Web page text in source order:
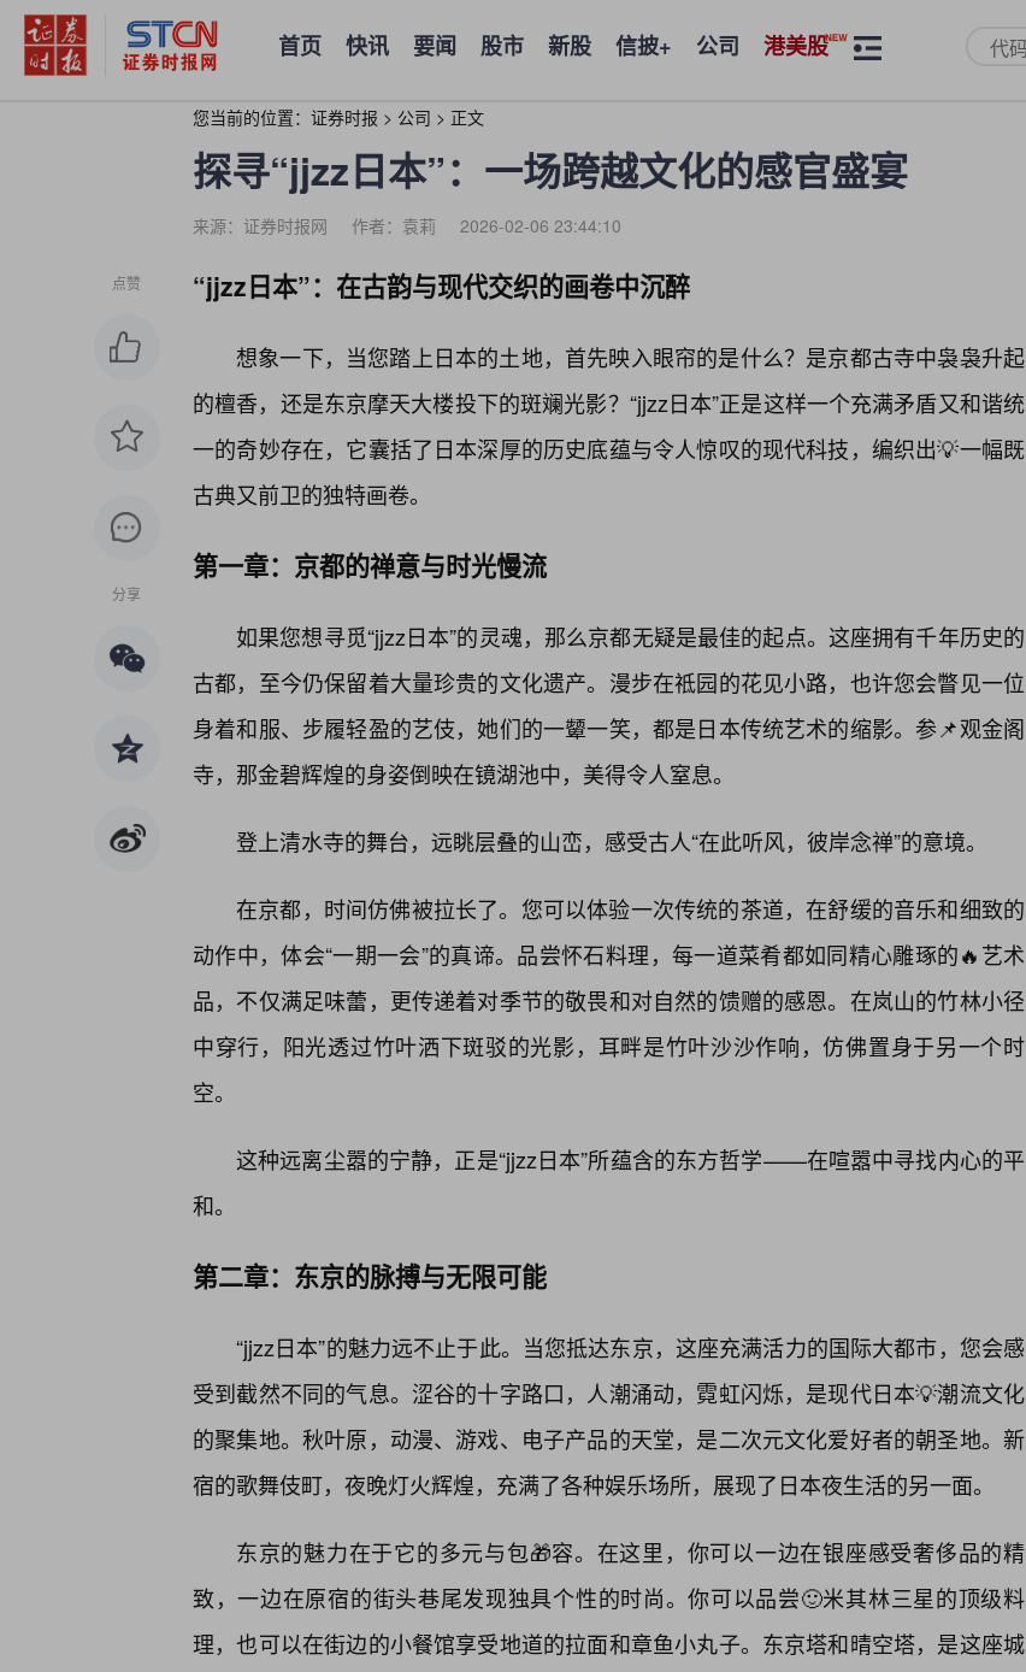
首页 快讯 要闻 股市 新股 信披+ 公司 港美股
您当前的位置： 证券时报 > 公司 > 正文
探寻“jjzz日本”：一场跨越文化的感官盛宴
来源：证券时报网 作者：袁莉 2026-02-06 23:44:10
点赞
分享
“jjzz日本”：在古韵与现代交织的画卷中沉醉
想象一下，当您踏上日本的土地，首先映入眼帘的是什么？是京都古寺中袅袅升起
的檀香，还是东京摩天大楼投下的斑斓光影？“jjzz日本”正是这样一个充满矛盾又和谐统
一的奇妙存在，它囊括了日本深厚的历史底蕴与令人惊叹的现代科技，编织出💡一幅既
古典又前卫的独特画卷。
第一章：京都的禅意与时光慢流
如果您想寻觅“jjzz日本”的灵魂，那么京都无疑是最佳的起点。这座拥有千年历史的
古都，至今仍保留着大量珍贵的文化遗产。漫步在祗园的花见小路，也许您会瞥见一位
身着和服、步履轻盈的艺伎，她们的一颦一笑，都是日本传统艺术的缩影。参📌观金阁
寺，那金碧辉煌的身姿倒映在镜湖池中，美得令人窒息。
登上清水寺的舞台，远眺层叠的山峦，感受古人“在此听风，彼岸念禅”的意境。
在京都，时间仿佛被拉长了。您可以体验一次传统的茶道，在舒缓的音乐和细致的
动作中，体会“一期一会”的真谛。品尝怀石料理，每一道菜肴都如同精心雕琢的🔥艺术
品，不仅满足味蕾，更传递着对季节的敬畏和对自然的馈赠的感恩。在岚山的竹林小径
中穿行，阳光透过竹叶洒下斑驳的光影，耳畔是竹叶沙沙作响，仿佛置身于另一个时
空。
这种远离尘嚣的宁静，正是“jjzz日本”所蕴含的东方哲学——在喧嚣中寻找内心的平
和。
第二章：东京的脉搏与无限可能
“jjzz日本”的魅力远不止于此。当您抵达东京，这座充满活力的国际大都市，您会感
受到截然不同的气息。涩谷的十字路口，人潮涌动，霓虹闪烁，是现代日本💡潮流文化
的聚集地。秋叶原，动漫、游戏、电子产品的天堂，是二次元文化爱好者的朝圣地。新
宿的歌舞伎町，夜晚灯火辉煌，充满了各种娱乐场所，展现了日本夜生活的另一面。
东京的魅力在于它的多元与包🎁容。在这里，你可以一边在银座感受奢侈品的精
致，一边在原宿的街头巷尾发现独具个性的时尚。你可以品尝🙂米其林三星的顶级料
理，也可以在街边的小餐馆享受地道的拉面和章鱼小丸子。东京塔和晴空塔，是这座城